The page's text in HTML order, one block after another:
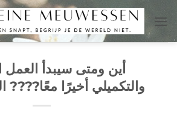
للمحتوى
أين ومتى سيبدأ العمل
والتكميلي أخيرًا معًا????